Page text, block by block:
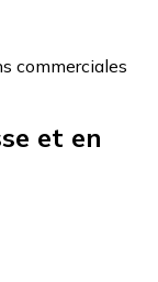
commerciales
et en